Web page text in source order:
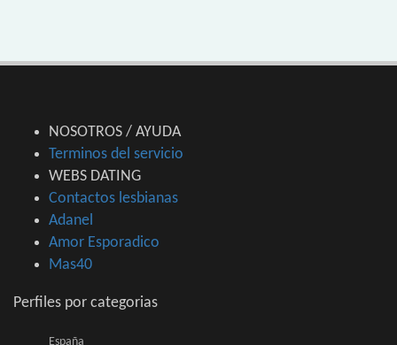
NOSOTROS / AYUDA
Terminos del servicio
WEBS DATING
Contactos lesbianas
Adanel
Amor Esporadico
Mas40
Perfiles por categorias
España